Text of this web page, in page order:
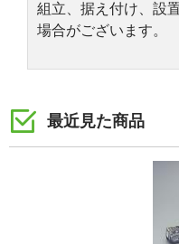
組立、据え付け、設
場合がございます。
最近見た商品